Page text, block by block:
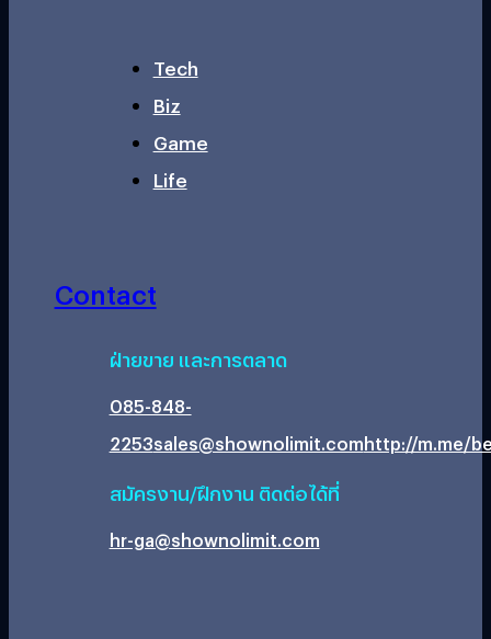
Tech
Biz
Game
Life
Contact
ฝ่ายขาย และการตลาด
085-848-
2253sales@shownolimit.comhttp://m.me/
สมัครงาน/ฝึกงาน ติดต่อได้ที่
hr-ga@shownolimit.com